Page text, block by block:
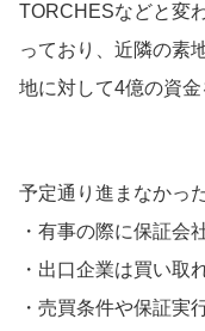
TORCHESなどと変
っており、近隣の素
地に対して4億の資金
予定通り進まなかっ
・有事の際に保証会
・出口企業は買い取
・売買条件や保証実